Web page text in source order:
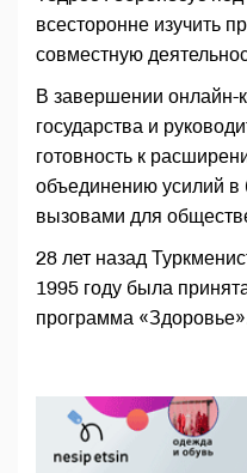
всесторонне изучить
совместную
В завершении онлайн-
государства и
готовность к
объединению усилий в
вызовами для
28 лет назад
1995 году была
программа